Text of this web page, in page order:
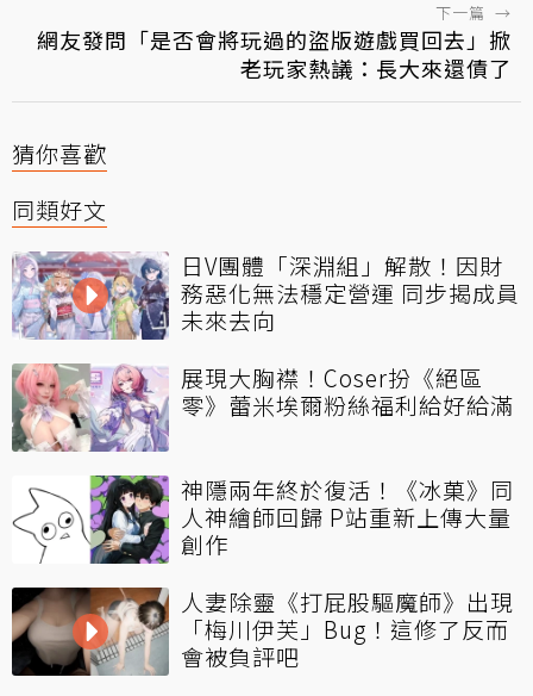
下一篇 →
網友發問「是否會將玩過的盜版遊戲買回去」掀
老玩家熱議：長大來還債了
猜你喜歡
同類好文
日V團體「深淵組」解散！因財
務惡化無法穩定營運 同步揭成員
未來去向
展現大胸襟！Coser扮《絕區
零》蕾米埃爾粉絲福利給好給滿
神隱兩年終於復活！《冰菓》同
人神繪師回歸 P站重新上傳大量
創作
人妻除靈《打屁股驅魔師》出現
「梅川伊芙」Bug！這修了反而
會被負評吧